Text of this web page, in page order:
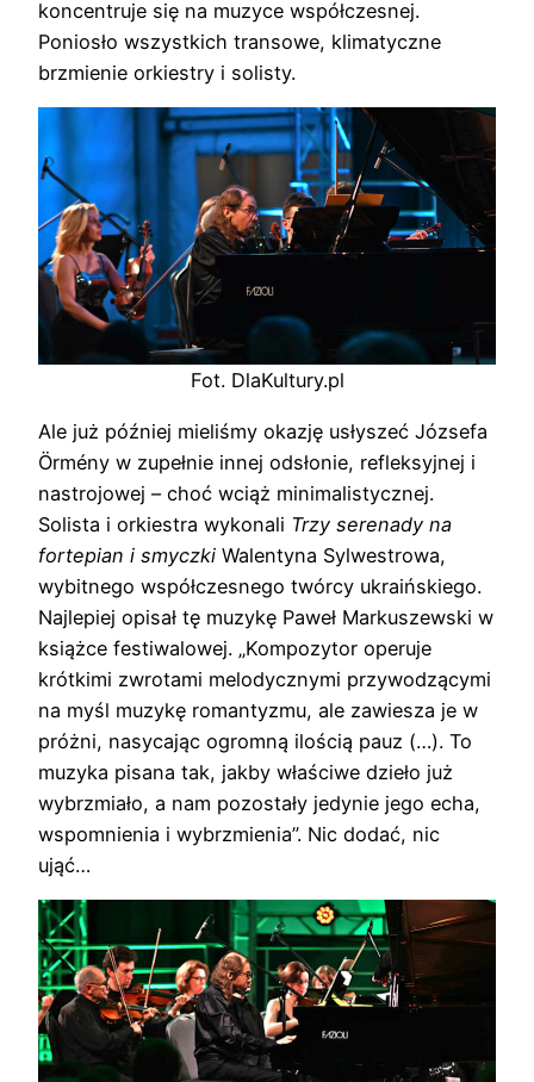
koncentruje się na muzyce współczesnej.
Poniosło wszystkich transowe, klimatyczne
brzmienie orkiestry i solisty.
Fot. DlaKultury.pl
Ale już później mieliśmy okazję usłyszeć Józsefa
Örmény w zupełnie innej odsłonie, refleksyjnej i
nastrojowej – choć wciąż minimalistycznej.
Solista i orkiestra wykonali Trzy serenady na
fortepian i smyczki Walentyna Sylwestrowa,
wybitnego współczesnego twórcy ukraińskiego.
Najlepiej opisał tę muzykę Paweł Markuszewski w
książce festiwalowej. „Kompozytor operuje
krótkimi zwrotami melodycznymi przywodzącymi
na myśl muzykę romantyzmu, ale zawiesza je w
próżni, nasycając ogromną ilością pauz (…). To
muzyka pisana tak, jakby właściwe dzieło już
wybrzmiało, a nam pozostały jedynie jego echa,
wspomnienia i wybrzmienia”. Nic dodać, nic
ująć…